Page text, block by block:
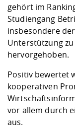
gehört im
Studiengang
insbesondere
Unterstützung
hervorgehoben.
Positiv bewertet
kooperativen
vor allem durch
aus.